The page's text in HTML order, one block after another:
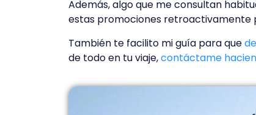
Además, algo que me consultan
estas promociones retroactivamente
También te facilito mi guía para que
de todo en tu viaje,contáctame